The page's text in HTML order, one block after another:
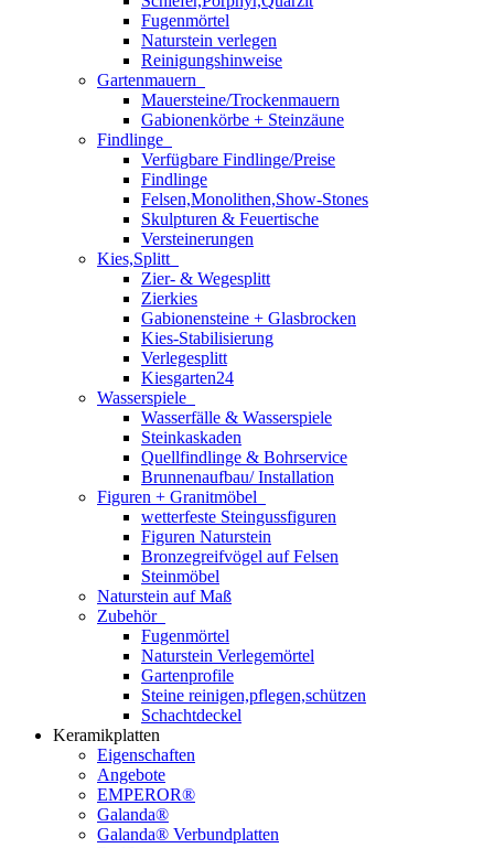
Fugenmörtel
Naturstein verlegen
Reinigungshinweise
Gartenmauern
Mauersteine/Trockenmauern
Gabionenkörbe + Steinzäune
Findlinge
Verfügbare Findlinge/Preise
Findlinge
Felsen,Monolithen,Show-Stones
Skulpturen & Feuertische
Versteinerungen
Kies,Splitt
Zier- & Wegesplitt
Zierkies
Gabionensteine + Glasbrocken
Kies-Stabilisierung
Verlegesplitt
Kiesgarten24
Wasserspiele
Wasserfälle & Wasserspiele
Steinkaskaden
Quellfindlinge & Bohrservice
Brunnenaufbau/ Installation
Figuren + Granitmöbel
wetterfeste Steingussfiguren
Figuren Naturstein
Bronzegreifvögel auf Felsen
Steinmöbel
Naturstein auf Maß
Zubehör
Fugenmörtel
Naturstein Verlegemörtel
Gartenprofile
Steine reinigen,pflegen,schützen
Schachtdeckel
Keramikplatten
Eigenschaften
Angebote
EMPEROR®
Galanda®
Galanda® Verbundplatten